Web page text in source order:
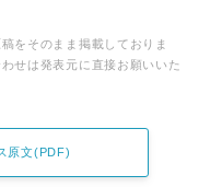
をそのまま掲載しておりま
せは発表元に直接お願いいた
原文(PDF)